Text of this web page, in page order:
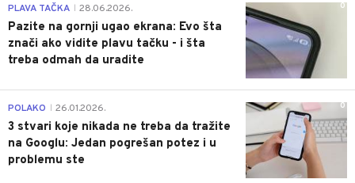
0
PLAVA TAČKA 28.06.2026.
Pazite na gornji ugao ekrana: Evo šta
znači ako vidite plavu tačku - i šta
treba odmah da uradite
0
POLAKO 26.01.2026.
3 stvari koje nikada ne treba da tražite
na Googlu: Jedan pogrešan potez i u
problemu ste